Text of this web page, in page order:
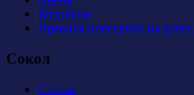
Контакты
Правила поведения на арене
Сокол
Состав